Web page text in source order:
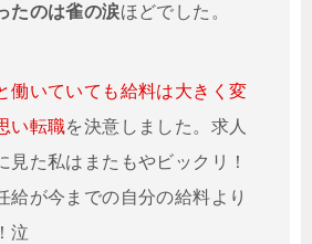
たのは雀の涙ほどでした。
働いていても給料は大きく変
い転職を決意しました。求人
見た私はまたもやビックリ！
給が今までの自分の給料より
泣